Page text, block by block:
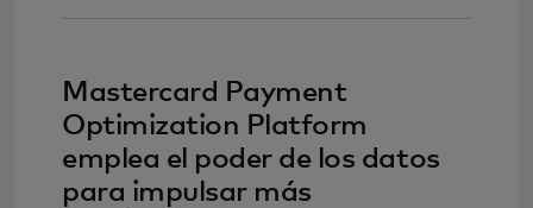
Mastercard Payment
Optimization Platform
emplea el poder de los datos
para impulsar más